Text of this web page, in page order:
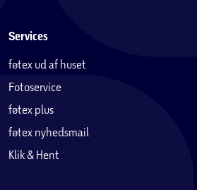
Services
føtex ud af huset
Fotoservice
føtex plus
føtex nyhedsmail
Klik & Hent